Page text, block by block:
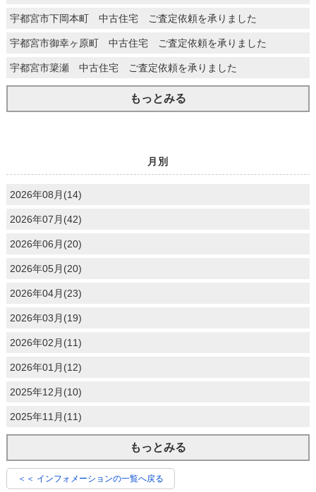
宇都宮市下岡本町 中古住宅 ご査定依頼を承りました
宇都宮市御幸ヶ原町 中古住宅 ご査定依頼を承りました
宇都宮市簗瀬 中古住宅 ご査定依頼を承りました
もっとみる
月別
2026年08月(14)
2026年07月(42)
2026年06月(20)
2026年05月(20)
2026年04月(23)
2026年03月(19)
2026年02月(11)
2026年01月(12)
2025年12月(10)
2025年11月(11)
もっとみる
＜＜ インフォメーションの一覧へ戻る